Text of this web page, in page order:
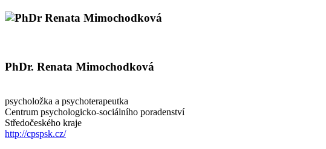
PhDr. Renata Mimochodková
psycholožka a psychoterapeutka
Centrum psychologicko-sociálního poradenství
Středočeského kraje
http://cpspsk.cz/